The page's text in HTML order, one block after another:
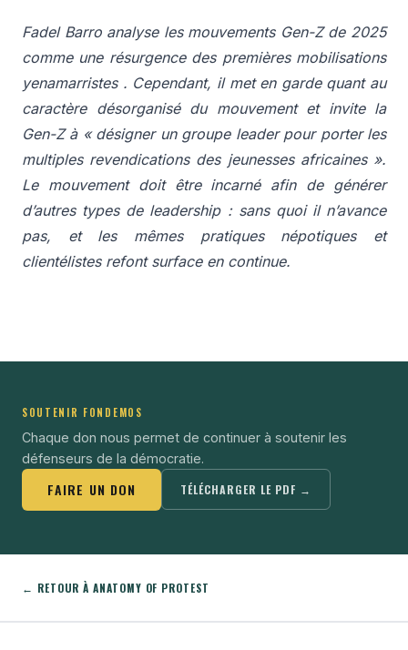
Fadel Barro analyse les mouvements Gen-Z de 2025
comme une résurgence des premières mobilisations
yenamarristes . Cependant, il met en garde quant au
caractère désorganisé du mouvement et invite la
Gen-Z à « désigner un groupe leader pour porter les
multiples revendications des jeunesses africaines ».
Le mouvement doit être incarné afin de générer
d’autres types de leadership : sans quoi il n’avance
pas, et les mêmes pratiques népotiques et
clientélistes refont surface en continue.
SOUTENIR FONDEMOS
Chaque don nous permet de continuer à soutenir les
défenseurs de la démocratie.
FAIRE UN DON TÉLÉCHARGER LE PDF →
← RETOUR À ANATOMY OF PROTEST